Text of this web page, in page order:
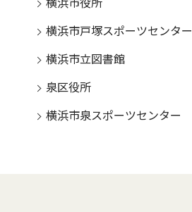
横浜市役所
横浜市戸塚スポーツセンター
横浜市立図書館
泉区役所
横浜市泉スポーツセンター